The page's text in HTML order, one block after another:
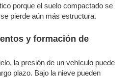
porque el suelo compactado se
pierde aún más estructura.
y formación de
la presión de un vehículo puede
plazo. Bajo la nieve pueden